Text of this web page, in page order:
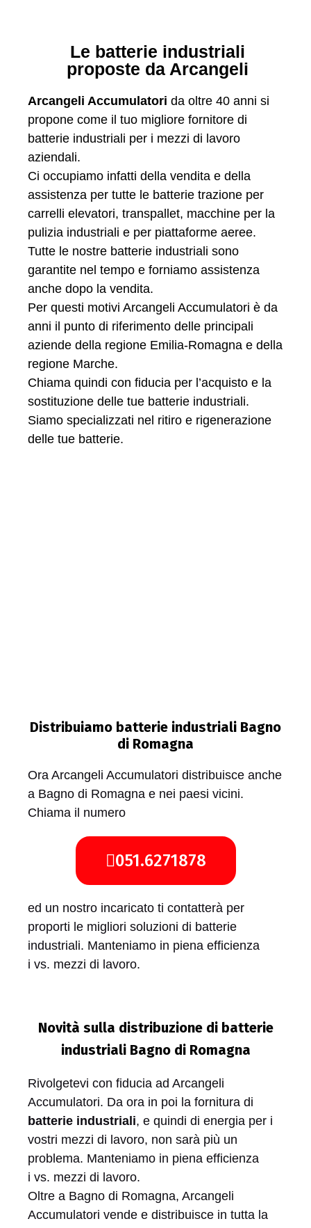
Le batterie industriali
proposte da Arcangeli
Arcangeli Accumulatori da oltre 40 anni si
propone come il tuo migliore fornitore di
batterie industriali per i mezzi di lavoro
aziendali.
Ci occupiamo infatti della vendita e della
assistenza per tutte le batterie trazione per
carrelli elevatori, transpallet, macchine per la
pulizia industriali e per piattaforme aeree.
Tutte le nostre batterie industriali sono
garantite nel tempo e forniamo assistenza
anche dopo la vendita.
Per questi motivi Arcangeli Accumulatori è da
anni il punto di riferimento delle principali
aziende della regione Emilia-Romagna e della
regione Marche.
Chiama quindi con fiducia per l’acquisto e la
sostituzione delle tue batterie industriali.
Siamo specializzati nel ritiro e rigenerazione
delle tue batterie.
Distribuiamo batterie industriali Bagno
di Romagna
Ora Arcangeli Accumulatori distribuisce anche
a Bagno di Romagna e nei paesi vicini.
Chiama il numero
051.6271878
ed un nostro incaricato ti contatterà per
proporti le migliori soluzioni di batterie
industriali. Manteniamo in piena efficienza
i vs. mezzi di lavoro.
Novità sulla distribuzione di batterie
industriali Bagno di Romagna
Rivolgetevi con fiducia ad Arcangeli
Accumulatori. Da ora in poi la fornitura di
batterie industriali, e quindi di energia per i
vostri mezzi di lavoro, non sarà più un
problema. Manteniamo in piena efficienza
i vs. mezzi di lavoro.
Oltre a Bagno di Romagna, Arcangeli
Accumulatori vende e distribuisce in tutta la